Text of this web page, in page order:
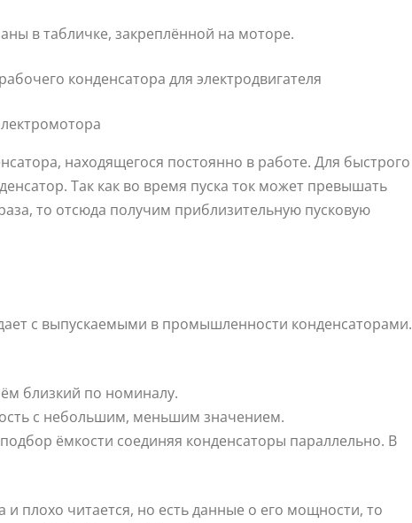
в табличке, закреплённой на моторе.
находящегося постоянно в работе. Для быстрого
Так как во время пуска ток может превышать
то отсюда получим приблизительную пусковую
с выпускаемыми в промышленности конденсаторами.
близкий по номиналу.
с небольшим, меньшим значением.
ёмкости соединяя конденсаторы параллельно. В
плохо читается, но есть данные о его мощности, то